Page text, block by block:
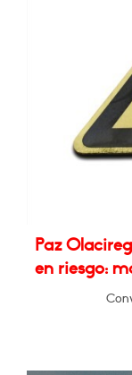
Paz
en riesgo: